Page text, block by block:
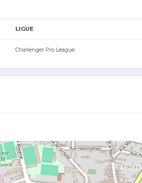
LIGUE
Challenger Pro League